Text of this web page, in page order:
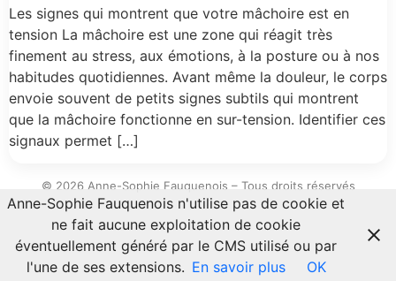
Les signes qui montrent que votre mâchoire est en
tension La mâchoire est une zone qui réagit très
finement au stress, aux émotions, à la posture ou à nos
habitudes quotidiennes. Avant même la douleur, le corps
envoie souvent de petits signes subtils qui montrent
que la mâchoire fonctionne en sur-tension. Identifier ces
signaux permet […]
© 2026 Anne-Sophie Fauquenois – Tous droits réservés
Anne-Sophie Fauquenois n'utilise pas de cookie et
ne fait aucune exploitation de cookie
éventuellement généré par le CMS utilisé ou par
l'une de ses extensions. En savoir plus OK